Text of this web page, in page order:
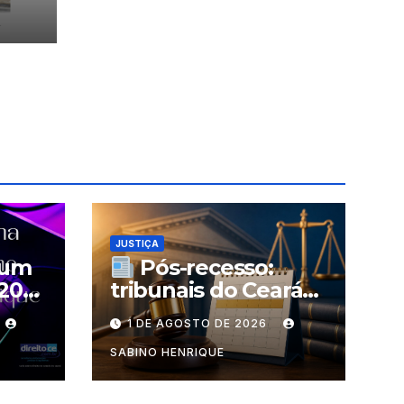
JUSTIÇA
Pós-recesso:
tribunais do Ceará
retomam as sessões
1 DE AGOSTO DE 2026
SABINO HENRIQUE